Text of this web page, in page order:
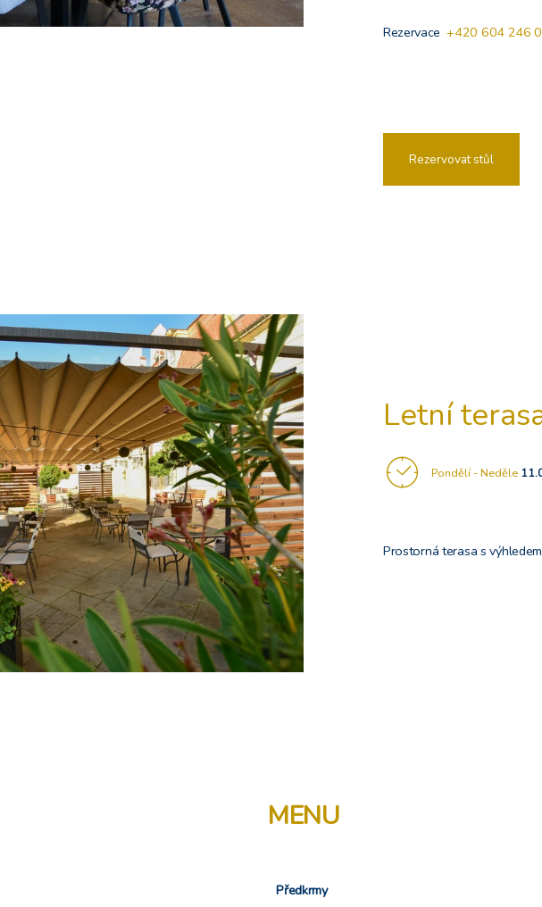
Rezervace +420 604 246
Rezervovat stůl
Letní
Pondělí - Neděle
Prostorná terasa s
MENU
Předkrmy